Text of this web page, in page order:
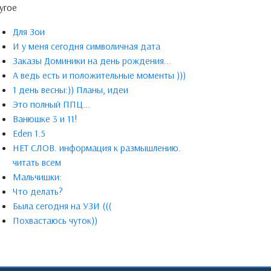
Для Зои
И у меня сегодня символичная дата
Заказы Доминики на день рождения...
А ведь есть и положительные моменты )))
1 день весны:)) Планы, идеи
Это полный ППЦ...
Ванюшке 3 и 11!
Eden 1.5
НЕТ СЛОВ. информация к размышлению.
читать всем
Мальчишки:
Что делать?
Была сегодня на УЗИ (((
Похвастаюсь чуток))